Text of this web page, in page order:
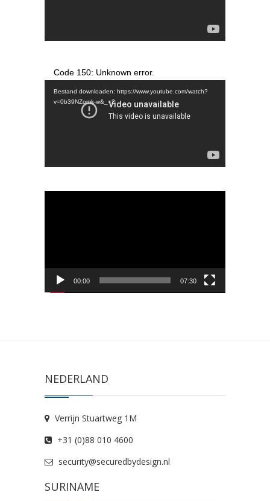
Videospeler
Code 150: Unknown error.
Bestand downloaden: https://www.youtube.com/watch?
v=0b39NZomk-w&_=2
00:00 07:30
NEDERLAND
Verrijn Stuartweg 1M
+31 (0)88 010 4600
security@securedbydesign.nl
SURINAME